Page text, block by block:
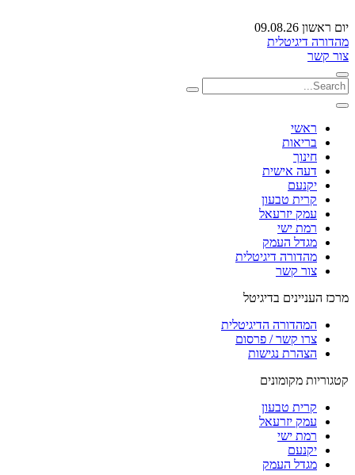
יום ראשון 09.08.26
מהדורה דיגיטלית
צור קשר
ראשי
בריאות
חינוך
דעה אישית
יקנעם
קרית טבעון
עמק יזרעאל
רמת ישי
מגדל העמק
מהדורה דיגיטלית
צור קשר
מרכז העניינים בדיגיטל
המהדורה הדיגיטלית
צרו קשר / פרסום
הצהרת נגישות
קטגוריות מקומונים
קרית טבעון
עמק יזרעאל
רמת ישי
יקנעם
מגדל העמק